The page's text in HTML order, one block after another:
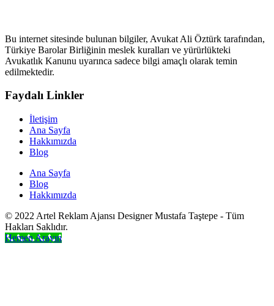
Bu internet sitesinde bulunan bilgiler, Avukat Ali Öztürk tarafından,
Türkiye Barolar Birliğinin meslek kuralları ve yürürlükteki
Avukatlık Kanunu uyarınca sadece bilgi amaçlı olarak temin
edilmektedir.
Faydalı Linkler
İletişim
Ana Sayfa
Hakkımızda
Blog
Ana Sayfa
Blog
Hakkımızda
© 2022 Artel Reklam Ajansı Designer Mustafa Taştepe - Tüm
Hakları Saklıdır.
Hemen Arayın